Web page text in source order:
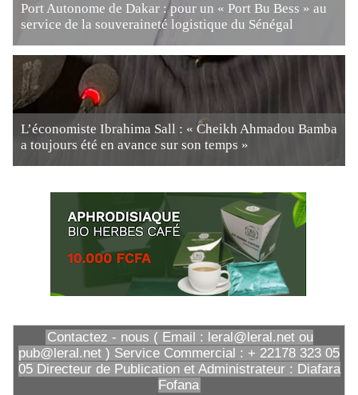
Port Autonome de Dakar : pour un « Port Bu Bess » au
service de la souveraineté logistique du Sénégal
L’économiste Ibrahima Sall : « Cheikh Ahmadou Bamba
a toujours été en avance sur son temps »
Contactez - nous ( Email : leral@leral.net ou
pub@leral.net ) Service Commercial : + 22178 323 05
05 Directeur de Publication et Administrateur : Diafara
Fofana